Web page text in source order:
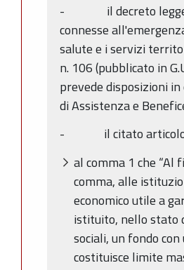
- il decreto legge
connesse
salute e i servizi
n. 106 (pubblicato in
prevede disposizioni
di Assistenza e
- il citato
al comma 1 che “Al
comma, alle
economico utile a
istituito, nello stato
sociali, un fondo
costituisce limite